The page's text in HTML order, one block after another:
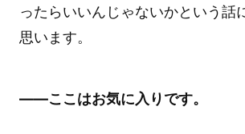
ったらいいんじゃないかという話
思います。
――ここはお気に入りです。